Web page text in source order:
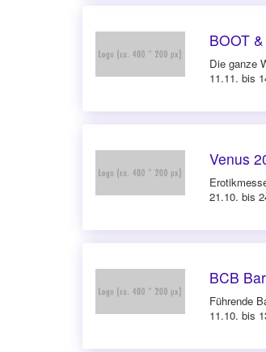
BOOT
Die ganze
11.11. bis
Venus
21.10. bis
BCB
Führende
11.10. bis